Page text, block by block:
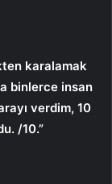
karalamak
binlerce insan
verdim, 10
/10.”